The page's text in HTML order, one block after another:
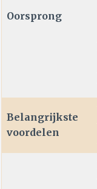
Oorsprong
Belangrijkste
voordelen